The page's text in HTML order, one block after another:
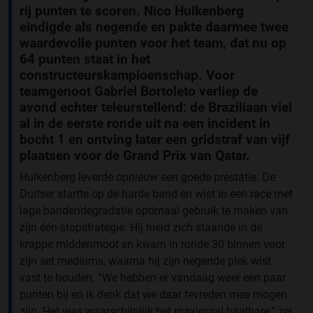
rij punten te scoren. Nico Hulkenberg
eindigde als negende en pakte daarmee twee
waardevolle punten voor het team, dat nu op
64 punten staat in het
constructeurskampioenschap. Voor
teamgenoot Gabriel Bortoleto verliep de
avond echter teleurstellend: de Braziliaan viel
al in de eerste ronde uit na een incident in
bocht 1 en ontving later een gridstraf van vijf
plaatsen voor de Grand Prix van Qatar.
Hulkenberg leverde opnieuw een goede prestatie. De
Duitser startte op de harde band en wist in een race met
lage bandendegradatie optimaal gebruik te maken van
zijn één-stopstrategie. Hij hield zich staande in de
krappe middenmoot en kwam in ronde 30 binnen voor
zijn set mediums, waarna hij zijn negende plek wist
vast te houden. “We hebben er vandaag weer een paar
punten bij en ik denk dat we daar tevreden mee mogen